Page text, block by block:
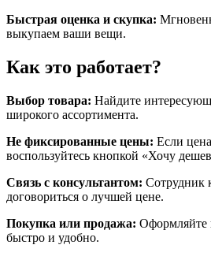
Быстрая оценка и скупка:
выкупаем ваши вещи.
Как это работает?
Выбор товара: Найдите
широкого ассортимента.
Не фиксированные цены: Если
воспользуйтесь кнопкой «Хочу
Связь с консультантом: Сотрудник
договориться о лучшей цене.
Покупка или продажа: Оформляйте
быстро и удобно.